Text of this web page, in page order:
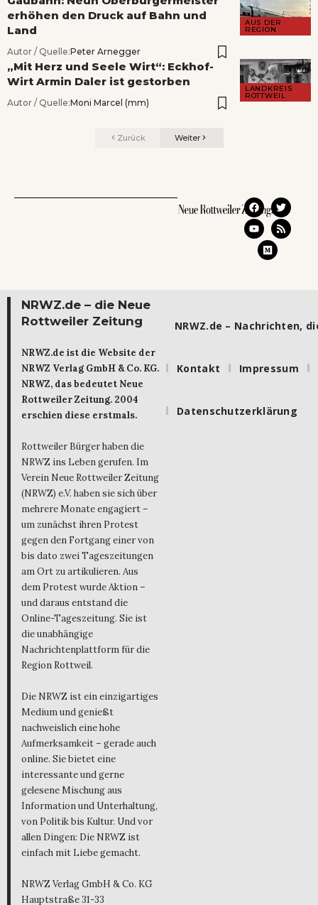
AUS DER
REGION
erhöhen den Druck auf Bahn und
Land
Autor / Quelle:Peter Arnegger
LANDKREIS
ROTTWEIL
„Mit Herz und Seele Wirt“: Eckhof-
Wirt Armin Daler ist gestorben
Autor / Quelle:Moni Marcel (mm)
Zurück Weiter
NRWZ.de – die Neue
Rottweiler Zeitung
NRWZ.de ist die Website der
NRWZ Verlag GmbH & Co. KG.
NRWZ, das bedeutet Neue
Rottweiler Zeitung. 2004
erschien diese erstmals.
Rottweiler Bürger haben die
NRWZ ins Leben gerufen. Im
Verein Neue Rottweiler Zeitung
(NRWZ) e.V. haben sie sich über
mehrere Monate engagiert –
um zunächst ihren Protest
gegen den Fortgang einer von
bis dato zwei Tageszeitungen
am Ort zu artikulieren. Aus
dem Protest wurde Aktion –
und daraus entstand die
Online-Tageszeitung. Sie ist
die unabhängige
Nachrichtenplattform für die
Region Rottweil.
Die NRWZ ist ein einzigartiges
Medium und genießt
nachweislich eine hohe
Aufmerksamkeit – gerade auch
online. Sie bietet eine
interessante und gerne
gelesene Mischung aus
Information und Unterhaltung,
von Politik bis Kultur. Und vor
allen Dingen: Die NRWZ ist
einfach mit Liebe gemacht.
NRWZ Verlag GmbH & Co. KG
Hauptstraße 31-33
NRWZ.de – Nachrichten,
Kontakt Impressum
Datenschutzerklärung